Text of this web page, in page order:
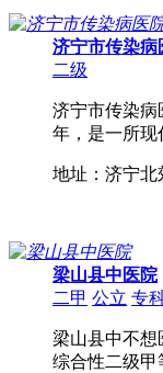
济宁市传染病
二级
济宁市传染病
年，是一所现
地址：济宁北
梁山县中医院
二甲 公立 专
梁山县中不想
综合性二级甲